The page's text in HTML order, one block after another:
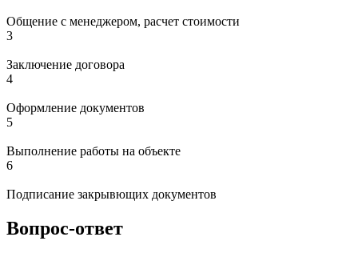
Общение с менеджером, расчет стоимости
3
Заключение договора
4
Оформление документов
5
Выполнение работы на объекте
6
Подписание закрывющих документов
Вопрос-ответ